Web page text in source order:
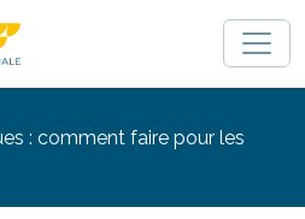
: comment faire pour les